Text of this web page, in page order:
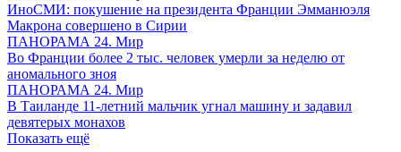
ИноСМИ: покушение на президента Франции Эмманюэля
Макрона совершено в Сирии
ПАНОРАМА 24. Мир
Во Франции более 2 тыс. человек умерли за неделю от
аномального зноя
ПАНОРАМА 24. Мир
В Таиланде 11-летний мальчик угнал машину и задавил
девятерых монахов
Показать ещё